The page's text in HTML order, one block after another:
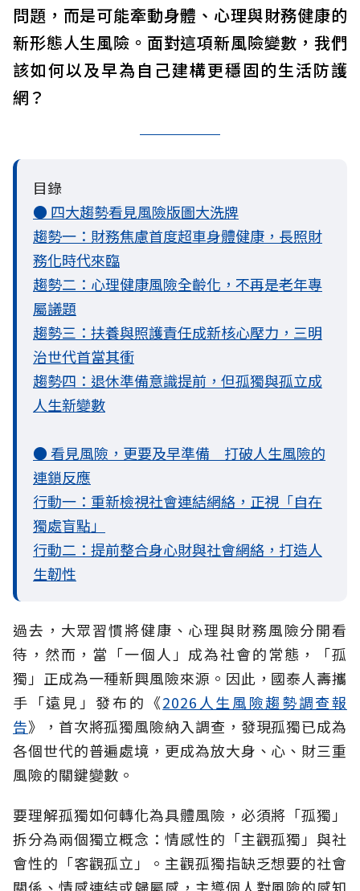
問題，而是可能牽動身體、心理與財務健康的
新形態人生風險。面對這項新風險變數，我們
該如何以及早為自己建構更穩固的生活防護
網？
目錄
● 四大趨勢看見風險版圖大洗牌
趨勢一：財務焦慮首度超車身體健康，長照財
務化時代來臨
趨勢二：心理健康風險全齡化，不再是老年專
屬議題
趨勢三：扶養與照護責任成新核心壓力，三明
治世代首當其衝
趨勢四：退休準備意識提前，但孤獨與孤立成
人生新變數
● 看見風險，更要及早準備 打破人生風險的
連鎖反應
行動一：重新檢視社會連結網絡，正視「自在
獨處盲點」
行動二：提前整合身心財與社會網絡，打造人
生韌性
過去，大眾習慣將健康、心理與財務風險分開看
待，然而，當「一個人」成為社會的常態，「孤
獨」正成為一種新興風險來源。因此，國泰人壽攜
手「遠見」發布的《2026人生風險趨勢調查報
告》，首次將孤獨風險納入調查，發現孤獨已成為
各個世代的普遍處境，更成為放大身、心、財三重
風險的關鍵變數。
要理解孤獨如何轉化為具體風險，必須將「孤獨」
拆分為兩個獨立概念：情感性的「主觀孤獨」與社
會性的「客觀孤立」。主觀孤獨指缺乏想要的社會
關係、情感連結或歸屬感，主導個人對風險的感知